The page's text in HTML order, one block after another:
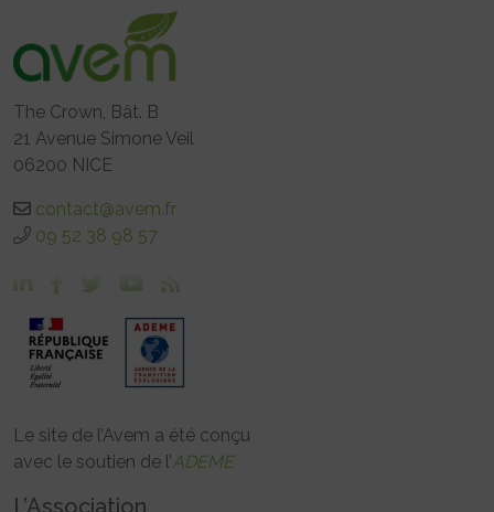
The Crown, Bât. B
21 Avenue Simone Veil
06200 NICE
contact@avem.fr
09 52 38 98 57
Le site de l’Avem a été conçu
avec le soutien de l’ADEME